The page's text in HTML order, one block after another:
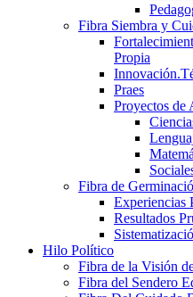
Fibra Siembra y
Propia
Praes
Proyectos de
Fibra de
Experiencias
Resultados
Hilo Político
Fibra de la Visión
Fibra del Sendero